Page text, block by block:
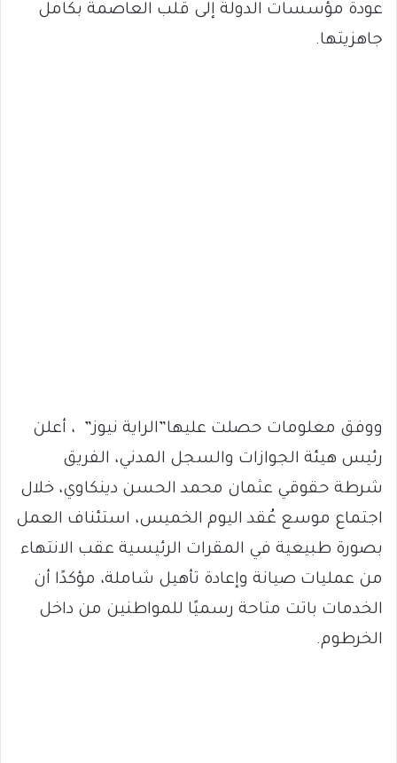
عودة مؤسسات الدولة إلى قلب العاصمة بكامل
جاهزيتها.
ووفق معلومات حصلت عليها”الراية نيوز” ، أعلن
رئيس هيئة الجوازات والسجل المدني، الفريق
شرطة حقوقي عثمان محمد الحسن دينكاوي، خلال
اجتماع موسع عُقد اليوم الخميس، استئناف العمل
بصورة طبيعية في المقرات الرئيسية عقب الانتهاء
من عمليات صيانة وإعادة تأهيل شاملة، مؤكدًا أن
الخدمات باتت متاحة رسميًا للمواطنين من داخل
الخرطوم.